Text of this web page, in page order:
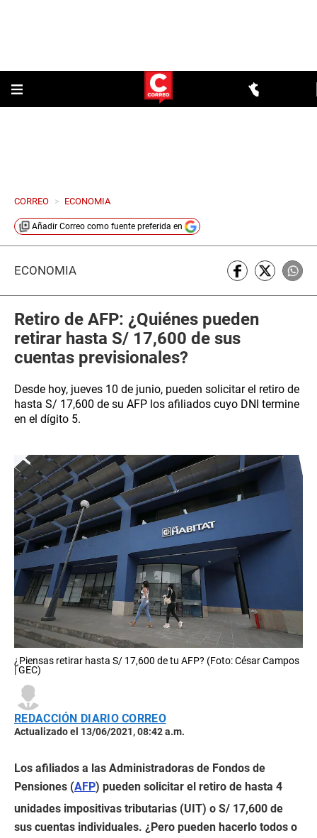
CORREO > ECONOMIA
Añadir Correo como fuente preferida en
ECONOMÍA
Retiro de AFP: ¿Quiénes pueden
retirar hasta S/ 17,600 de sus
cuentas previsionales?
Desde hoy, jueves 10 de junio, pueden solicitar el retiro de
hasta S/ 17,600 de su AFP los afiliados cuyo DNI termine
en el dígito 5.
¿Piensas retirar hasta S/ 17,600 de tu AFP? (Foto: César Campos
| GEC)
REDACCIÓN DIARIO CORREO
Actualizado el 13/06/2021, 08:42 a.m.
Los afiliados a las Administradoras de Fondos de
Pensiones (AFP) pueden solicitar el retiro de hasta 4
unidades impositivas tributarias (UIT) o S/ 17,600 de
sus cuentas individuales. ¿Pero pueden hacerlo todos o